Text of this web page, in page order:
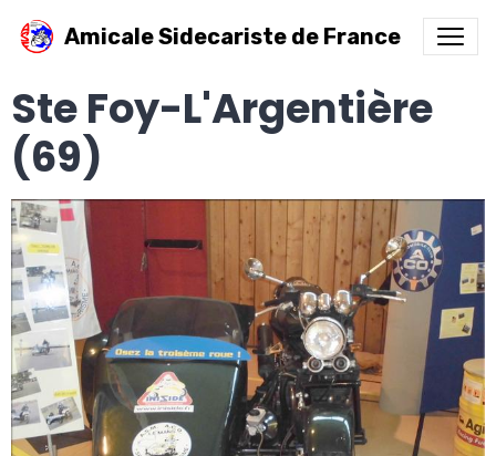
Amicale Sidecariste de France
Ste Foy-L'Argentière
(69)